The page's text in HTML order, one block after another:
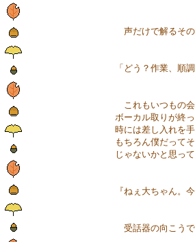
声だけで解るその
「どう？作業、順調
これもいつもの会
ボーカル取りが終
時には差し入れを
もちろん僕だって
じゃないかと思っ
『ねぇ大ちゃん。
受話器の向こうで